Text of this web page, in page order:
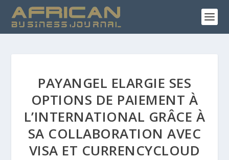
PAYANGEL ELARGIE SES
OPTIONS DE PAIEMENT À
L’INTERNATIONAL GRÂCE À
SA COLLABORATION AVEC
VISA ET CURRENCYCLOUD